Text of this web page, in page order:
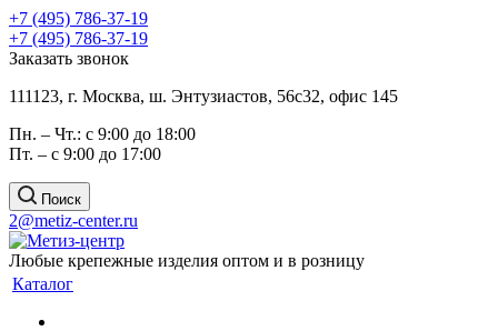
+7 (495) 786-37-19
+7 (495) 786-37-19
Заказать звонок
111123, г. Москва, ш. Энтузиастов, 56с32, офис 145
Пн. – Чт.: с 9:00 до 18:00
Пт. – с 9:00 до 17:00
Поиск
2@metiz-center.ru
Любые крепежные изделия оптом и в розницу
Каталог